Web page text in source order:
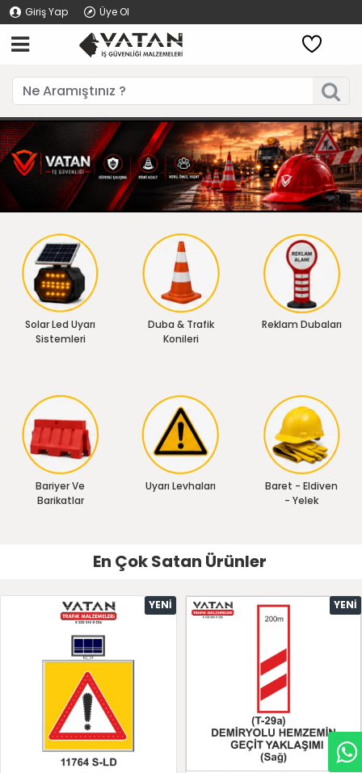
Giriş Yap Üye Ol
Solar Led Uyarı
Sistemleri
Duba & Trafik
Konileri
Reklam Dubaları
Bariyer Ve
Barikatlar
Uyarı Levhaları
Baret - Eldiven
- Yelek
En Çok Satan Ürünler
YENI YENI